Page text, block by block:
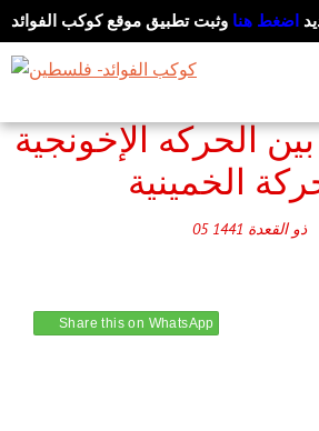
اضغط هنا وثبت تطبيق موقع كوكب الفوائد
الحركه الإخونجية
05 ذو القعدة 1441
Share this on WhatsApp